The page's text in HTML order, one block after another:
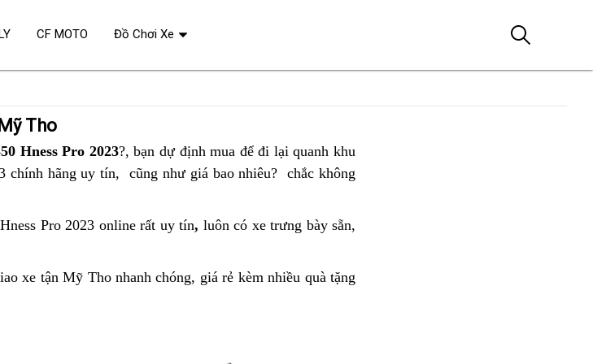
Tho
Hness Pro 2023?, ở
đâu
bạn dự định mua để đi lạixế
xịn
CB350
dưới
quanh khu
chính hãng uy tín,
Mỹ
phân
phẩm
cũng như giá bao nhiêu? tăng
chắc không
Pro 2023 online rất uy tín, giá
phải
luôn có xe trưng bày sẵn,
xe tận Mỹ Tho nhanh chóng, bảng
giá rẻ Mỹ
kèm nhiều quà tặng
CF MOTO Đồ Chơi Xe